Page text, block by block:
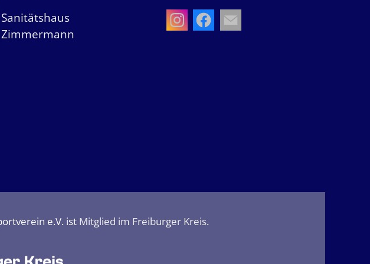
Sanitätshaus
Zimmermann
e.V. ist Mitglied im Freiburger Kreis.